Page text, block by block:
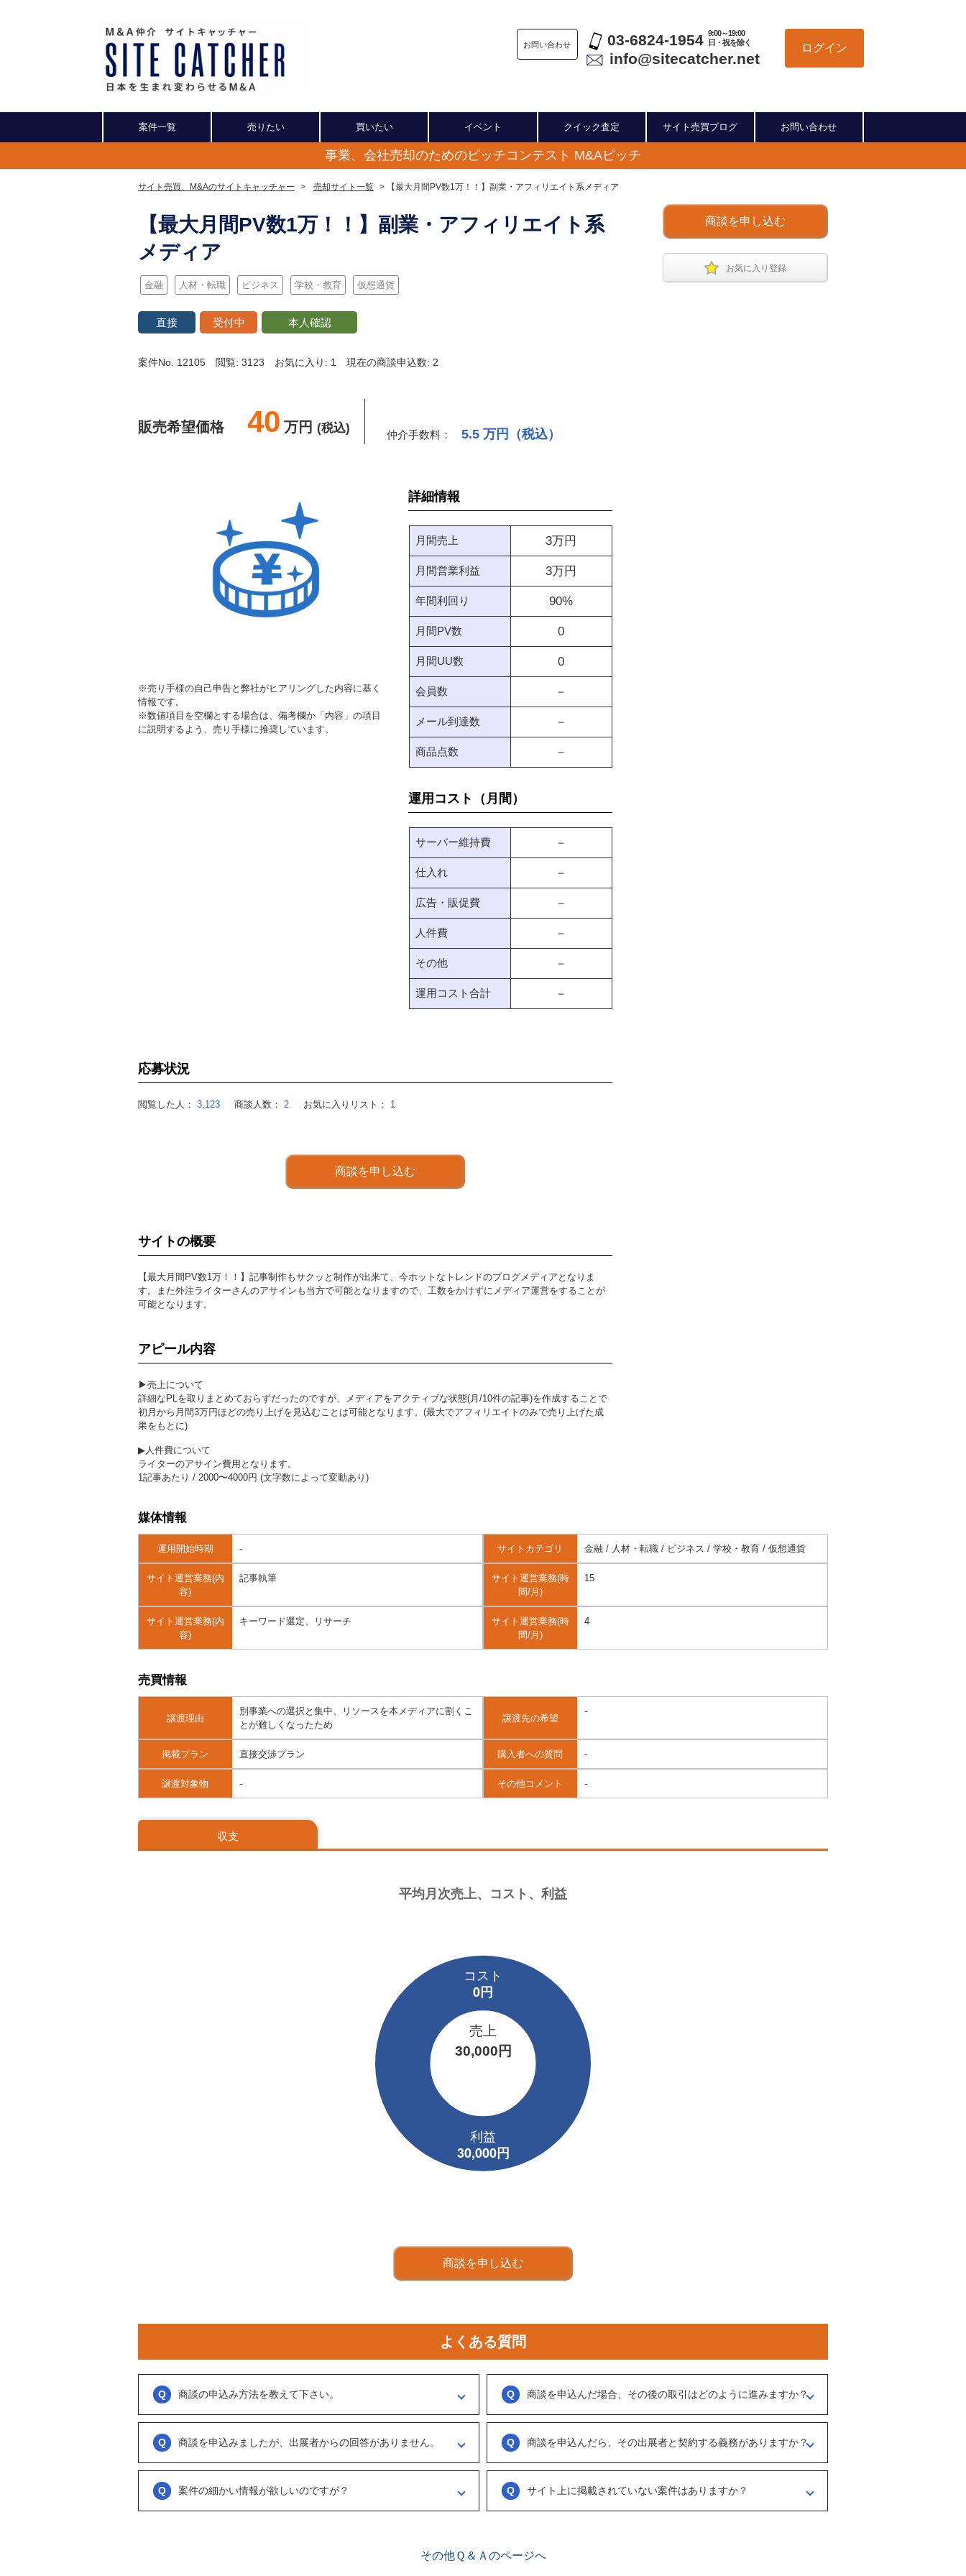
お問い合わせ 03-6824-1954 9:00～19:00
日・祝を除く
info@sitecatcher.net
ログイン
案件一覧 売りたい 買いたい イベント クイック査定 サイト売買ブログ お問い合わせ
事業、会社売却のためのピッチコンテスト M&Aピッチ
サイト売買、M&Aのサイトキャッチャー > 売却サイト一覧 > 【最大月間PV数1万！！】副業・アフィリエイト系メディア
商談を申し込む
お気に入り登録
【最大月間PV数1万！！】副業・アフィリエイト系
メディア
金融 人材・転職 ビジネス 学校・教育 仮想通貨
直接 受付中 本人確認
案件No. 12105 閲覧: 3123 お気に入り: 1 現在の商談申込数: 2
販売希望価格 40 万円 (税込) 仲介手数料： 5.5 万円（税込）
※売り手様の自己申告と弊社がヒアリングした内容に基く
情報です。
※数値項目を空欄とする場合は、備考欄か「内容」の項目
に説明するよう、売り手様に推奨しています。
詳細情報
月間売上 3万円
月間営業利益 3万円
年間利回り 90%
月間PV数 0
月間UU数 0
会員数 －
メール到達数 －
商品点数 －
運用コスト（月間）
サーバー維持費 －
仕入れ －
広告・販促費 －
人件費 －
その他 －
運用コスト合計 －
応募状況
閲覧した人： 3,123 商談人数： 2 お気に入りリスト： 1
商談を申し込む
サイトの概要
【最大月間PV数1万！！】記事制作もサクッと制作が出来て、今ホットなトレンドのブログメディアとなりま
す。また外注ライターさんのアサインも当方で可能となりますので、工数をかけずにメディア運営をすることが
可能となります。
アピール内容
▶︎売上について
詳細なPLを取りまとめておらずだったのですが、メディアをアクティブな状態(月/10件の記事)を作成することで
初月から月間3万円ほどの売り上げを見込むことは可能となります。(最大でアフィリエイトのみで売り上げた成
果をもとに)
▶︎人件費について
ライターのアサイン費用となります。
1記事あたり / 2000〜4000円 (文字数によって変動あり)
媒体情報
運用開始時期 - サイトカテゴリ 金融 / 人材・転職 / ビジネス / 学校・教育 / 仮想通貨
サイト運営業務(内
容)
記事執筆
サイト運営業務(時
間/月)
15
サイト運営業務(内
容)
キーワード選定、リサーチ
サイト運営業務(時
間/月)
4
売買情報
譲渡理由
別事業への選択と集中、リソースを本メディアに割くこ
とが難しくなったため
譲渡先の希望
-
掲載プラン 直接交渉プラン 購入者への質問 -
譲渡対象物 - その他コメント -
収支
売上
30,000円
商談を申し込む
よくある質問
商談の申込み方法を教えて下さい。
「商談を申し込む」ボタンからお申し込みください。
商談といっても、急に条件、金額交渉を行う訳ではなくまずは、どのような事業
をされているのか？
商談を申込みましたが、出展者からの回答がありません。
大変申し訳ございません。こちらも、回答がない出展者には返事をするように催
促をしております。
ただ、案件を見ていない方もおられるので、数日経っても返信がない場合は「事
案件の細かい情報が欲しいのですが？
商談を申込んだ場合、その後の取引はどのように進みますか？
実際に出展者（仲介案件の場合、仲介担当者）とのメッセージのやりとりになり
ます。
具体的に購入を考えた場合は、一度、出展者とのオンライン面談を行うことをお
商談を申込んだら、その出展者と契約する義務がありますか？
ございません。まずは、商談でどのような事業なのかを確認する目的もあるた
め、気軽に商談申し込みを行ってください。
サイト上に掲載されていない案件はありますか？
その他Ｑ＆Ａのページへ